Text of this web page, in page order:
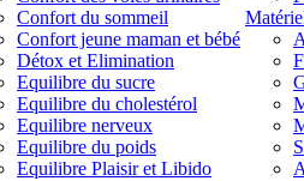
Confort du sommeil
Confort jeune maman et bébé
Détox et Elimination
Equilibre du sucre
Equilibre du cholestérol
Equilibre nerveux
Equilibre du poids
Equilibre Plaisir et Libido